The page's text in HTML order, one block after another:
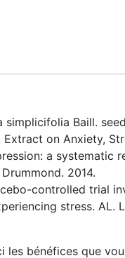
Baill.
on Anxiety,
a systematic
2014.
controlled trial
stress. AL.
les bénéfices que